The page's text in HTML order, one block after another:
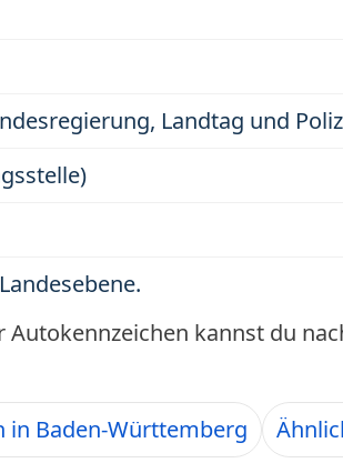
Landtag und
kannst du
in Baden-Württemberg